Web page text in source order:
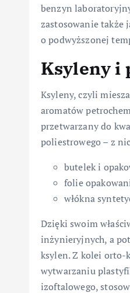
benzyn
zastosowanie także
o podwyższonej
Ksyleny i
Ksyleny, czyli
aromatów
przetwarzany do
poliestrowego – z
butelek i
folie
włókna
Dzięki swoim
inżynieryjnych, a
ksylen. Z kolei orto-
wytwarzaniu
izoftalowego,